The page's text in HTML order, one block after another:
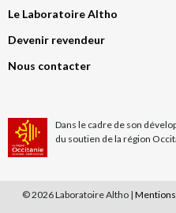
Le Laboratoire Altho
Devenir revendeur
Nous contacter
Dans le cadre de son
du soutien de la région
© 2026 Laboratoire Altho |